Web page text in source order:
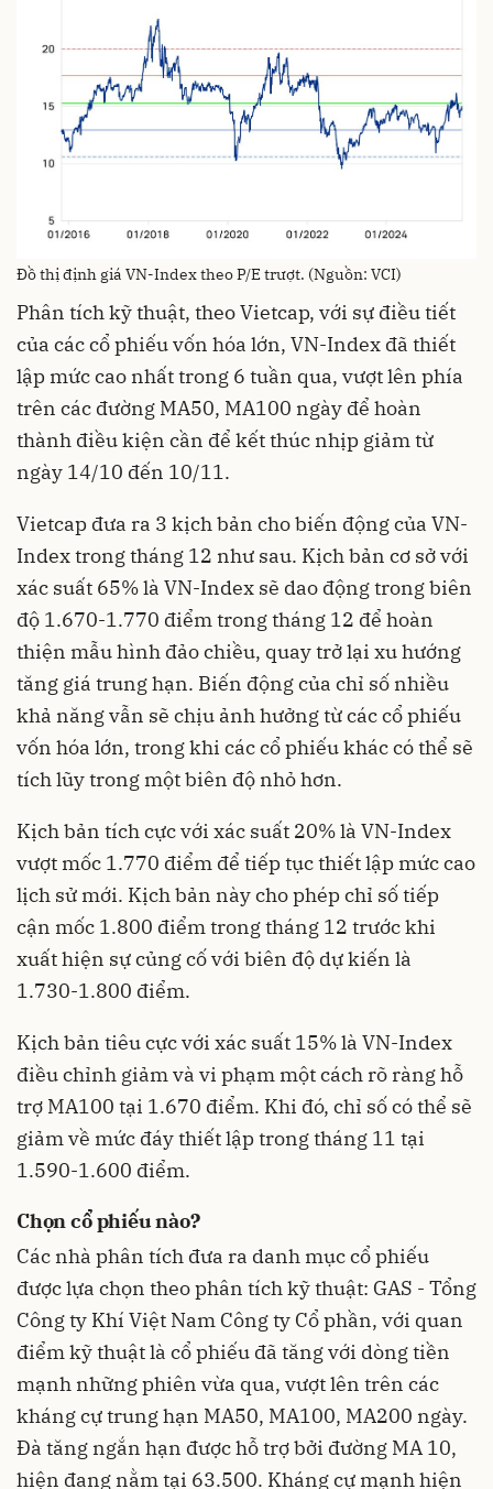
Đồ thị định giá VN-Index theo P/E trượt. (Nguồn: VCI)
Phân tích kỹ thuật, theo Vietcap, với sự điều tiết
của các cổ phiếu vốn hóa lớn, VN-Index đã thiết
lập mức cao nhất trong 6 tuần qua, vượt lên phía
trên các đường MA50, MA100 ngày để hoàn
thành điều kiện cần để kết thúc nhịp giảm từ
ngày 14/10 đến 10/11 .
Vietcap đưa ra 3 kịch bản cho biến động của VN-
Index trong tháng 12 như sau. Kịch bản cơ sở với
xác suất 65% là VN-Index sẽ dao động trong biên
độ 1.670-1.770 điểm trong tháng 12 để hoàn
thiện mẫu hình đảo chiều, quay trở lại xu hướng
tăng giá trung hạn. Biến động của chỉ số nhiều
khả năng vẫn sẽ chịu ảnh hưởng từ các cổ phiếu
vốn hóa lớn, trong khi các cổ phiếu khác có thể sẽ
tích lũy trong một biên độ nhỏ hơn.
Kịch bản tích cực với xác suất 20% là VN-Index
vượt mốc 1.770 điểm để tiếp tục thiết lập mức cao
lịch sử mới. Kịch bản này cho phép chỉ số tiếp
cận mốc 1.800 điểm trong tháng 12 trước khi
xuất hiện sự củng cố với biên độ dự kiến là
1.730-1.800 điểm.
Kịch bản tiêu cực với xác suất 15% là VN-Index
điều chỉnh giảm và vi phạm một cách rõ ràng hỗ
trợ MA100 tại 1.670 điểm. Khi đó, chỉ số có thể sẽ
giảm về mức đáy thiết lập trong tháng 11 tại
1.590-1.600 điểm.
Chọn cổ phiếu nào?
Các nhà phân tích đưa ra danh mục cổ phiếu
được lựa chọn theo phân tích kỹ thuật: GAS - Tổng
Công ty Khí Việt Nam Công ty Cổ phần, với quan
điểm kỹ thuật là cổ phiếu đã tăng với dòng tiền
mạnh những phiên vừa qua, vượt lên trên các
kháng cự trung hạn MA50, MA100, MA200 ngày.
Đà tăng ngắn hạn được hỗ trợ bởi đường MA 10,
hiện đang nằm tại 63.500. Kháng cự mạnh hiện